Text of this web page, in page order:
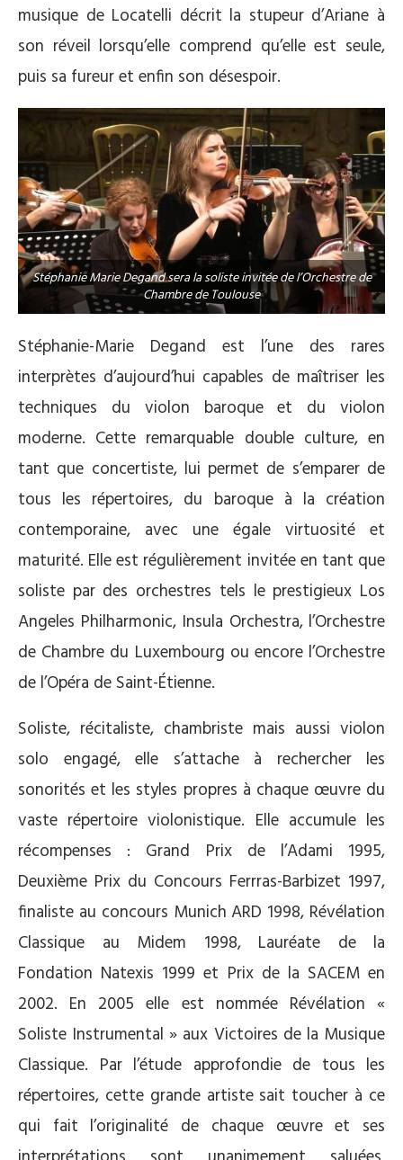
musique de Locatelli décrit la stupeur d’Ariane à
son réveil lorsqu’elle comprend qu’elle est seule,
puis sa fureur et enfin son désespoir.
Stéphanie Marie Degand sera la soliste invitée de l’Orchestre de
Chambre de Toulouse
Stéphanie-Marie Degand est l’une des rares
interprètes d’aujourd’hui capables de maîtriser les
techniques du violon baroque et du violon
moderne. Cette remarquable double culture, en
tant que concertiste, lui permet de s’emparer de
tous les répertoires, du baroque à la création
contemporaine, avec une égale virtuosité et
maturité. Elle est régulièrement invitée en tant que
soliste par des orchestres tels le prestigieux Los
Angeles Philharmonic, Insula Orchestra, l’Orchestre
de Chambre du Luxembourg ou encore l’Orchestre
de l’Opéra de Saint-Étienne.
Soliste, récitaliste, chambriste mais aussi violon
solo engagé, elle s’attache à rechercher les
sonorités et les styles propres à chaque œuvre du
vaste répertoire violonistique. Elle accumule les
récompenses : Grand Prix de l’Adami 1995,
Deuxième Prix du Concours Ferrras-Barbizet 1997,
finaliste au concours Munich ARD 1998, Révélation
Classique au Midem 1998, Lauréate de la
Fondation Natexis 1999 et Prix de la SACEM en
2002. En 2005 elle est nommée Révélation «
Soliste Instrumental » aux Victoires de la Musique
Classique. Par l’étude approfondie de tous les
répertoires, cette grande artiste sait toucher à ce
qui fait l’originalité de chaque œuvre et ses